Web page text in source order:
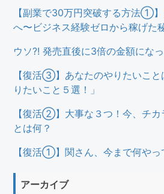
【副業で30万円突破する方法①
へ〜ビジネス経験ゼロから稼げた
ウソ?! 発売直後に3倍の金額にな
【復活③】あなたのやりたいこ
りたいこと５選！」
【復活②】大事な３つ！今、チカ
とは何？
【復活①】関さん、今まで何やっ
アーカイブ